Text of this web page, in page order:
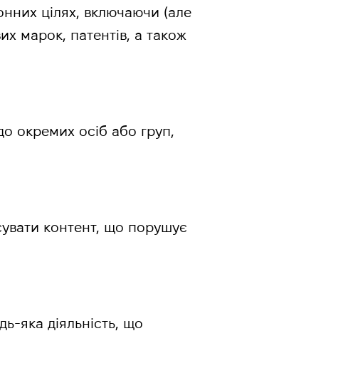
цілях, включаючи (але
марок, патентів, а також
окремих осіб або груп,
контент, що порушує
яка діяльність, що